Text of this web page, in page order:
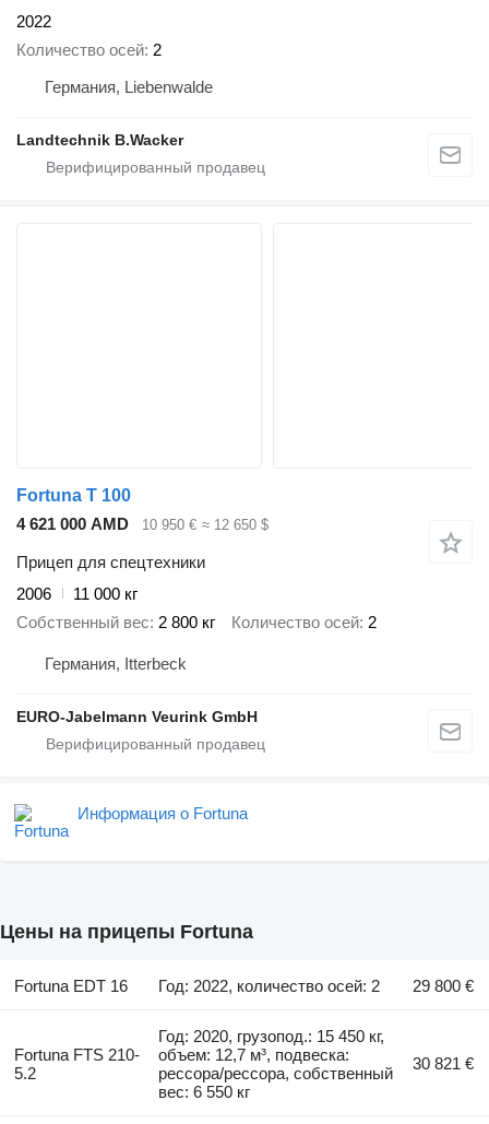
2022
Количество осей 2
Германия, Liebenwalde
Landtechnik B.Wacker
Fortuna T 100
4 621 000 AMD
10 950 € ≈ 12 650 $
Прицеп для спецтехники
2006
11 000 кг
Собственный вес 2 800 кг Количество осей 2
Германия, Itterbeck
EURO-Jabelmann Veurink GmbH
Информация о Fortuna
Цены на прицепы Fortuna
Fortuna EDT 16 Год: 2022, количество осей: 2 29 800 €
Fortuna FTS 210-
5.2
Год: 2020, грузопод.: 15 450 кг,
объем: 12,7 м³, подвеска:
рессора/рессора, собственный
вес: 6 550 кг
30 821 €